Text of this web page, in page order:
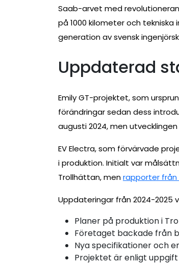
Saab-arvet med
på 1000 kilometer och
generation av svensk
Uppdaterad
Emily GT-projektet, som
förändringar sedan dess
augusti 2024, men
EV Electra, som förvärvade
i produktion. Initialt var
Trollhättan, menrapporter från
Uppdateringar från 2024-2025
Planer på produktion i
Företaget backade från
Nya specifikationer och
Projektet är enligt